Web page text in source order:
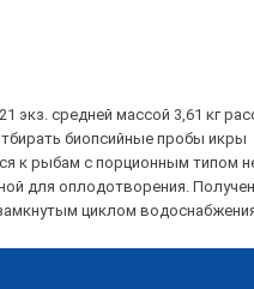
средней массой 3,61 кг
биопсийные пробы икры
к рыбам с порционным типом
для оплодотворения.
циклом